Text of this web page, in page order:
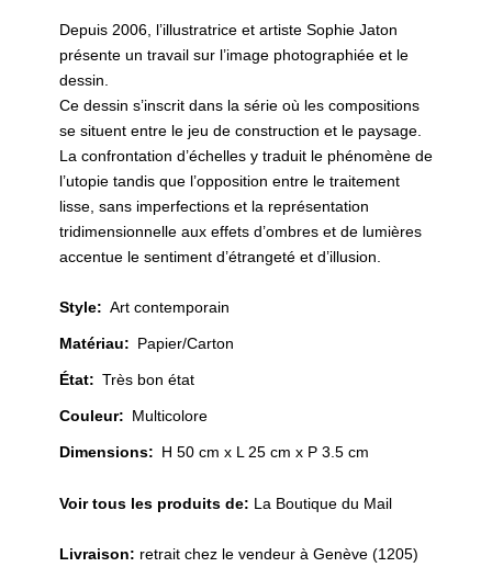
Depuis 2006, l’illustratrice et artiste Sophie Jaton
présente un travail sur l’image photographiée et le
dessin.
Ce dessin s’inscrit dans la série où les compositions
se situent entre le jeu de construction et le paysage.
La confrontation d’échelles y traduit le phénomène de
l’utopie tandis que l’opposition entre le traitement
lisse, sans imperfections et la représentation
tridimensionnelle aux effets d’ombres et de lumières
accentue le sentiment d’étrangeté et d’illusion.
Style: Art contemporain
Matériau: Papier/Carton
État: Très bon état
Couleur: Multicolore
Dimensions: H 50 cm x L 25 cm x P 3.5 cm
Voir tous les produits de: La Boutique du Mail
Livraison: retrait chez le vendeur à Genève (1205)